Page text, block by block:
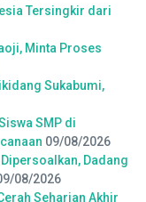
Tersingkir dari
Minta Proses
Sukabumi,
SMP di
09/08/2026
Dadang
08/2026
Seharian Akhir